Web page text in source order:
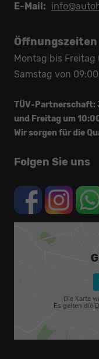
E-Mail:
Öffnungszeiten
Montag bis Freitag
Samstag von
TÜV-Partnerschaft:
und Freitag um
Wir sorgen für die
Folgen Sie uns
Die Karte
Es gelten die